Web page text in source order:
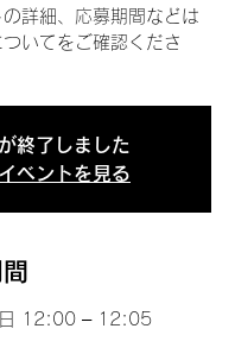
詳細、応募期間などは
ついてをご確認くださ
終了しました
ベントを見る
12:00 – 12:05